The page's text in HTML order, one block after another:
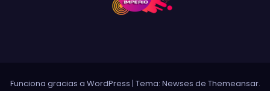
Funciona gracias a WordPress | Tema: Newses de Themeansar.